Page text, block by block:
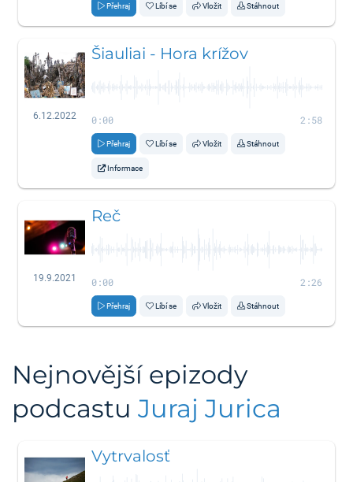
Přehraj Líbí se Vložit Stáhnout
6.12.2022
Šiauliai - Hora krížov
0:00 2:58
Přehraj Líbí se Vložit Stáhnout
Informace
19.9.2021
Reč
0:00 2:26
Přehraj Líbí se Vložit Stáhnout
Nejnovější epizody
podcastu Juraj Jurica
Vytrvalosť